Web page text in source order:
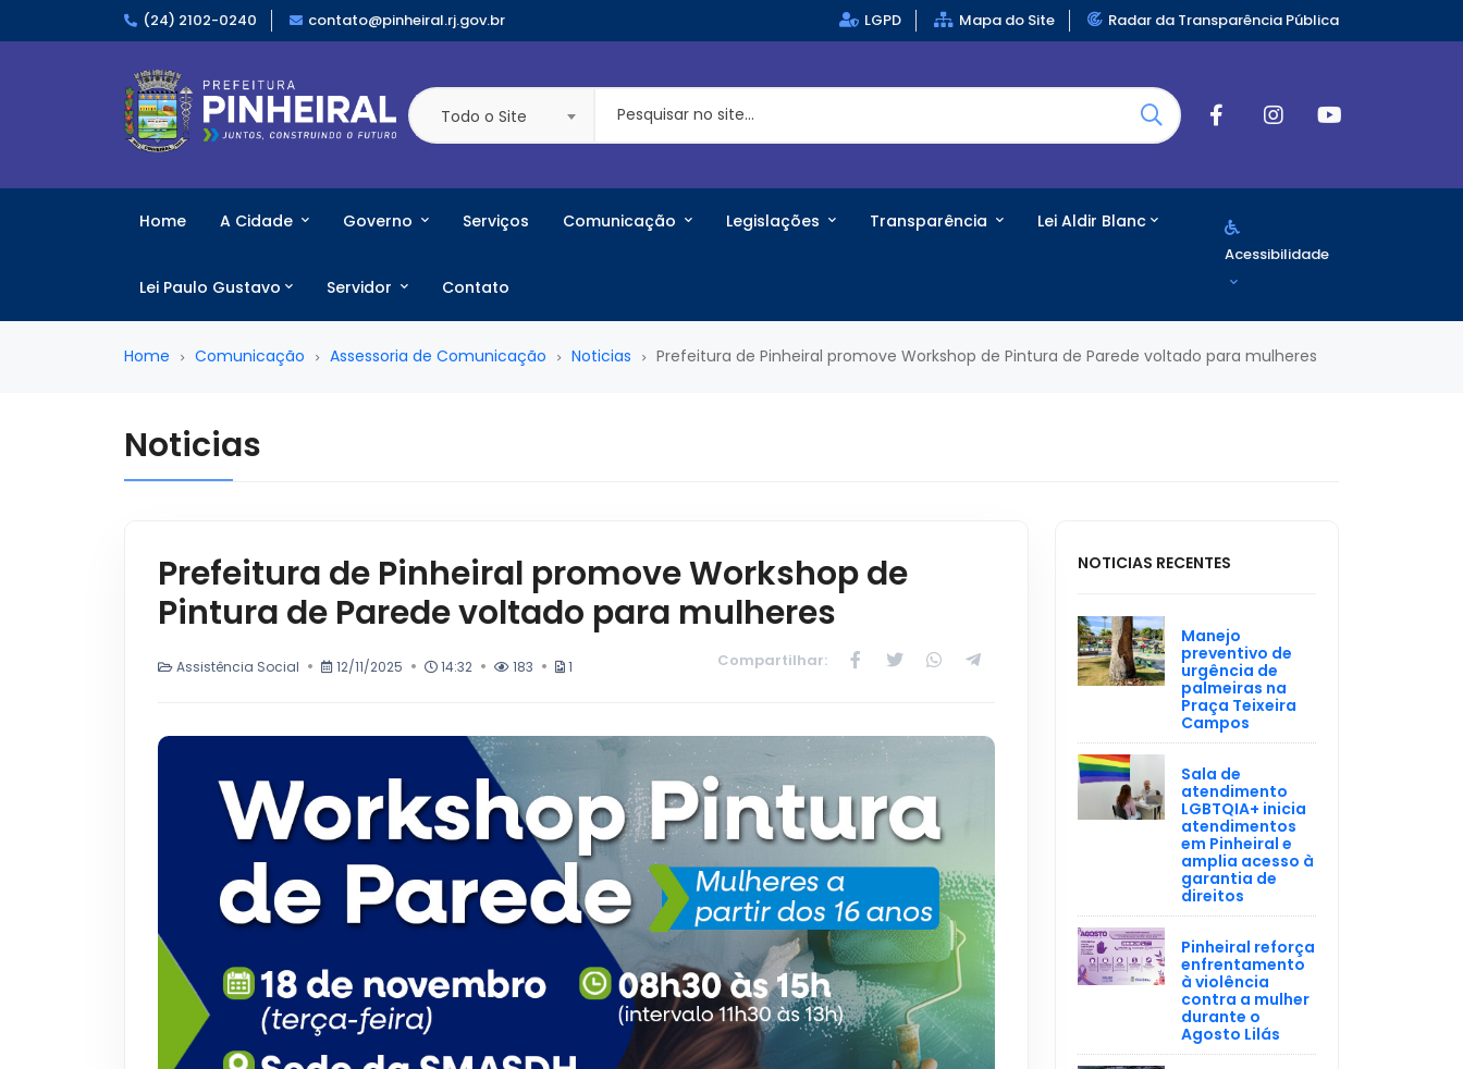
(24) 2102-0240 contato@pinheiral.rj.gov.br LGPD Mapa do Site Radar da Transparência Pública
Todo o Site
Home A Cidade Governo Serviços Comunicação Legislações Transparência Lei Aldir Blanc
Lei Paulo Gustavo Servidor Contato
Acessibilidade
Home Comunicação Assessoria de Comunicação Noticias Prefeitura de Pinheiral promove Workshop de Pintura de Parede voltado para mulheres
Noticias
Prefeitura de Pinheiral promove Workshop de
Pintura de Parede voltado para mulheres
Assistência Social 12/11/2025 14:32 183 1 Compartilhar:
NOTICIAS RECENTES
Manejo
preventivo de
urgência de
palmeiras na
Praça Teixeira
Campos
Sala de
atendimento
LGBTQIA+ inicia
atendimentos
em Pinheiral e
amplia acesso à
garantia de
direitos
Pinheiral reforça
enfrentamento
à violência
contra a mulher
durante o
Agosto Lilás